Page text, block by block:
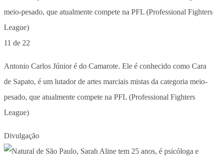
11 de 22
Antonio Carlos Júnior é do Camarote. Ele é conhecido como Cara
de Sapato, é um lutador de artes marciais mistas da categoria meio-
pesado, que atualmente compete na PFL (Professional Fighters
League)
Divulgação